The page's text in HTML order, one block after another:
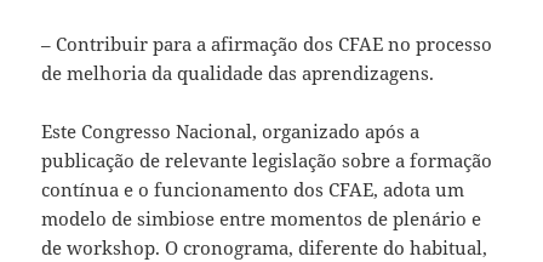
– Contribuir para a afirmação dos CFAE no processo
de melhoria da qualidade das aprendizagens.
Este Congresso Nacional, organizado após a
publicação de relevante legislação sobre a formação
contínua e o funcionamento dos CFAE, adota um
modelo de simbiose entre momentos de plenário e
de workshop. O cronograma, diferente do habitual,